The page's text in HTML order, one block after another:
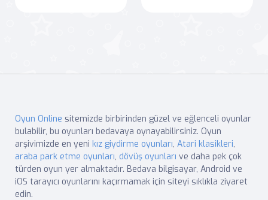
Oyun Online sitemizde birbirinden güzel ve eğlenceli oyunlar
bulabilir, bu oyunları bedavaya oynayabilirsiniz. Oyun
arşivimizde en yeni kız giydirme oyunları, Atari klasikleri,
araba park etme oyunları, dövüş oyunları ve daha pek çok
türden oyun yer almaktadır. Bedava bilgisayar, Android ve
iOS tarayıcı oyunlarını kaçırmamak için siteyi sıklıkla ziyaret
edin.